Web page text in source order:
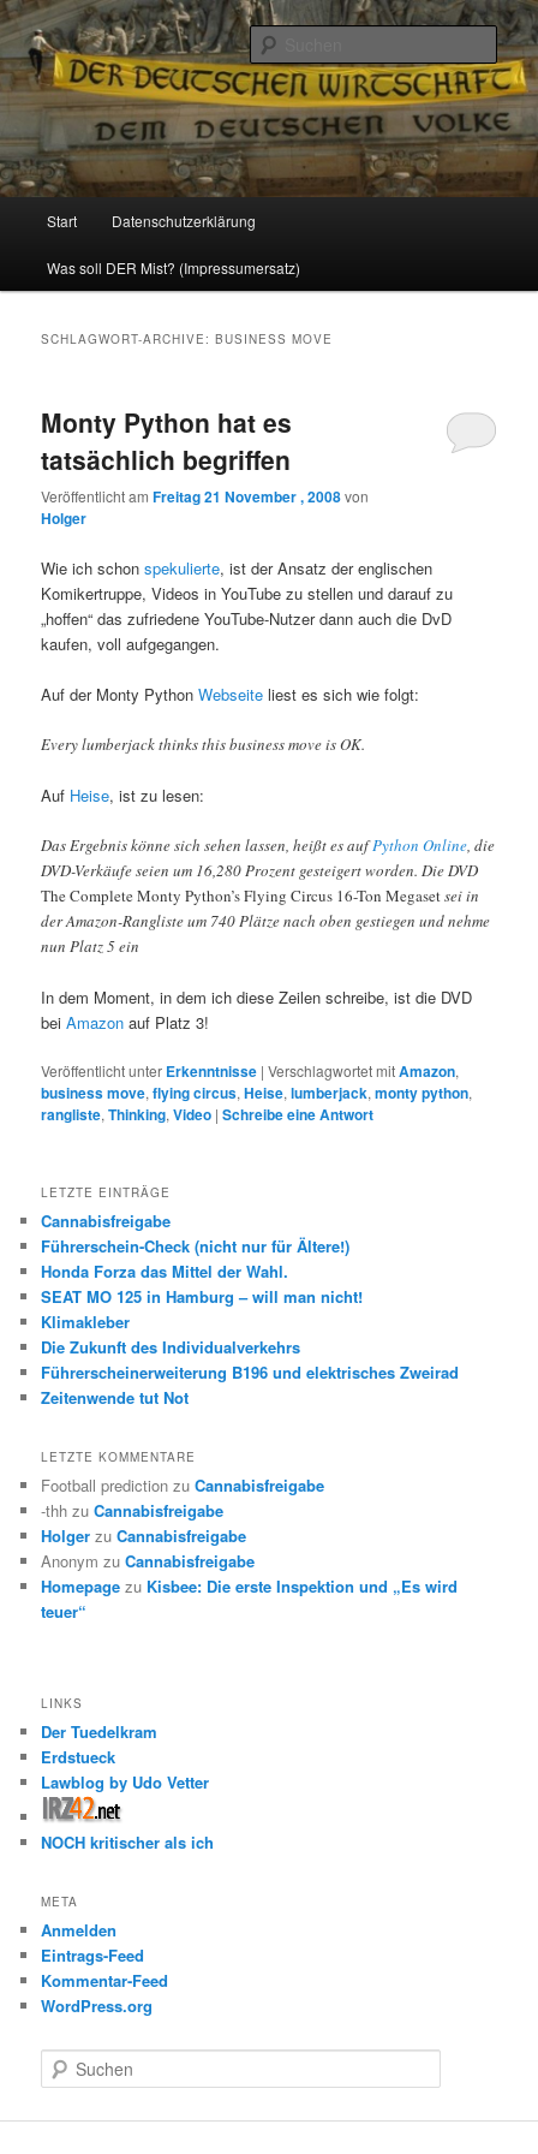
Reizzentrum
Politik, Wirtschaft, Soziales und Gesellschaft
Zum
Inhalt
Zum
sekundären
Start Datenschutzerklärung
Was soll DER Mist? (Impressumersatz)
SCHLAGWORT-ARCHIVE:BUSINESS MOVE
Monty Python hat es
tatsächlich begriffen
Veröffentlicht amFreitag 21 November , 2008von
Holger
Wie ich schonspekulierte, ist der Ansatz der englischen
Komikertruppe, Videos in YouTube zu stellen und darauf zu
„hoffen“ das zufriedene YouTube-Nutzer dann auch die DvD
kaufen, voll aufgegangen.
Auf der Monty PythonWebseite liest es sich wie folgt:
Every lumberjack thinks this business move is OK.
Auf Heise, ist zu lesen:
Das Ergebnis könne sich sehen lassen, heißt es aufPython Online, die
DVD-Verkäufe seien um 16,280 Prozent gesteigert worden. Die DVD
The Complete Monty Python’s Flying Circus 16-Ton Megasetsei in
der Amazon-Rangliste um 740 Plätze nach oben gestiegen und nehme
nun Platz 5 ein
In dem Moment, in dem ich diese Zeilen schreibe, ist die DVD
beiAmazon auf Platz 3!
Veröffentlicht unter Erkenntnisse |Verschlagwortet mitAmazon,
business move,flying circus,Heise,lumberjack,monty python,
rangliste,Thinking,Video |Schreibe eine Antwort
LETZTE EINTRÄGE
Cannabisfreigabe
Führerschein-Check (nicht nur für Ältere!)
Honda Forza das Mittel der Wahl.
SEAT MO 125 in Hamburg – will man nicht!
Klimakleber
Die Zukunft des Individualverkehrs
Führerscheinerweiterung B196 und elektrisches Zweirad
Zeitenwende tut Not
LETZTE KOMMENTARE
Football prediction zuCannabisfreigabe
-thh zuCannabisfreigabe
Holger zuCannabisfreigabe
Anonym zuCannabisfreigabe
Homepage zu Kisbee: Die erste Inspektion und „Es wird
teuer“
LINKS
Der Tuedelkram
Erdstueck
Lawblog by Udo Vetter
NOCH kritischer als ich
META
Anmelden
Eintrags-Feed
Kommentar-Feed
WordPress.org
u